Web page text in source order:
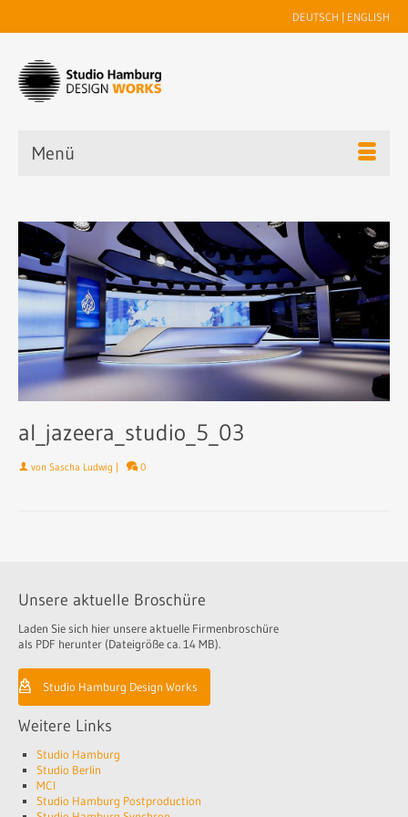
DEUTSCH | ENGLISH
Menü
al_jazeera_studio_5_03
von Sascha Ludwig | 0
Unsere aktuelle Broschüre
Laden Sie sich hier unsere aktuelle Firmenbroschüre
als PDF herunter (Dateigröße ca. 14 MB).
Studio Hamburg Design Works
Weitere Links
Studio Hamburg
Studio Berlin
MCI
Studio Hamburg Postproduction